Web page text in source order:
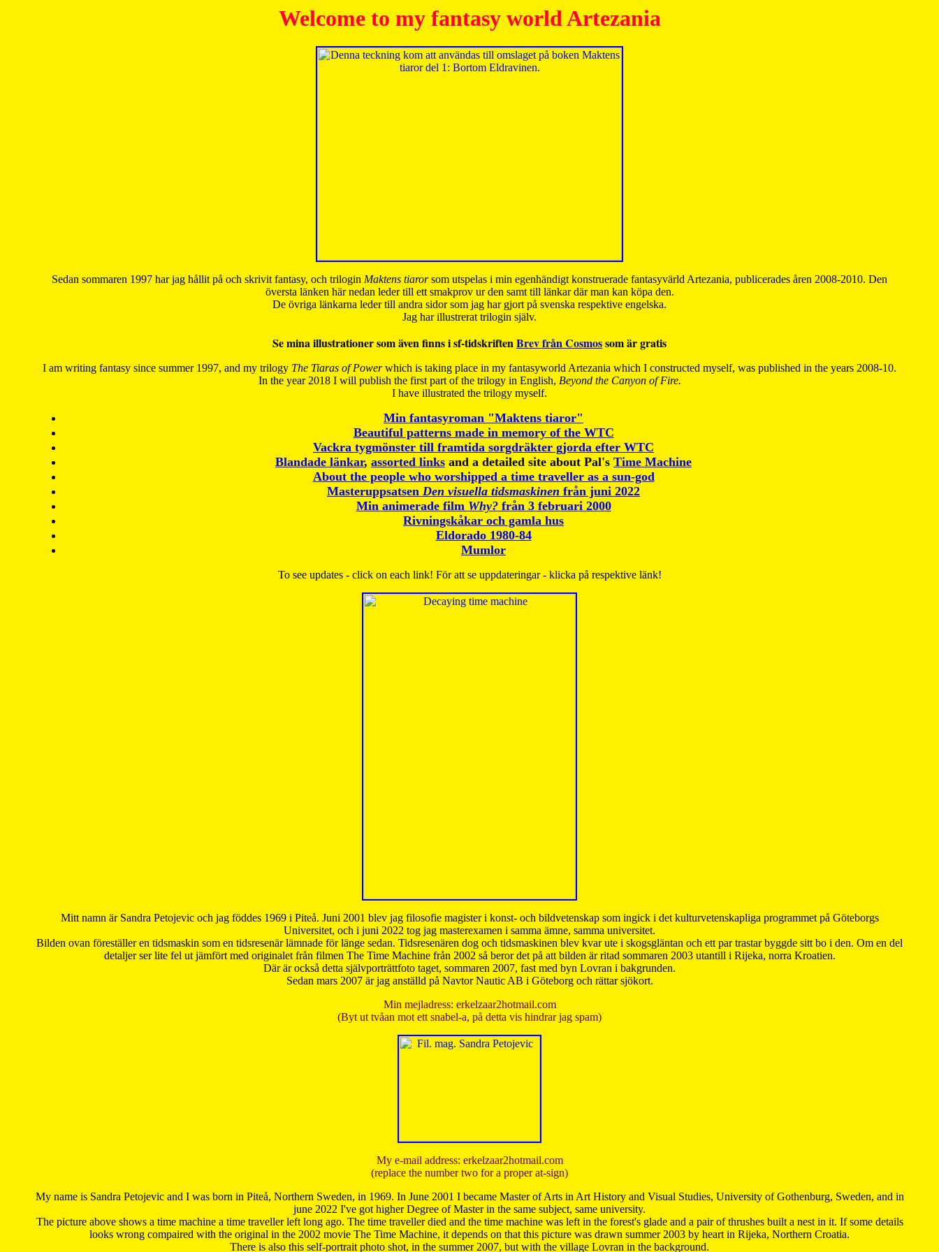
Welcome to my fantasy world Artezania
Sedan sommaren 1997 har jag hållit på och skrivit fantasy, och trilogin Maktens tiarorsom utspelas i min egenhändigt konstruerade fantasyvärld Artezania, publicerades åren 2008-2010. Den
översta länken här nedan leder till ett smakprov ur den samt till länkar där man kan köpa den.
De övriga länkarna leder till andra sidor som jag har gjort på svenska respektive engelska.
Jag har illustrerat trilogin själv.
Se mina illustrationer som även finns i sf-tidskriftenBrev från Cosmossom är gratis
I am writing fantasy since summer 1997, and my trilogy The Tiaras of Powerwhich is taking place in my fantasyworld Artezania which I constructed myself, was published in the years 2008-10.
In the year 2018 I will publish the first part of the trilogy in English, Beyond the Canyon of Fire.
I have illustrated the trilogy myself.
Min fantasyroman "Maktens tiaror"
Beautiful patterns made in memory of the WTC
Vackra tygmönster till framtida sorgdräkter gjorda efter WTC
Blandade länkar, assorted links and a detailed site about Pal's Time Machine
About the people who worshipped a time traveller as a sun-god
Masteruppsatsen Den visuella tidsmaskinen från juni 2022
Min animerade film Why?från 3 februari 2000
Rivningskåkar och gamla hus
Eldorado 1980-84
Mumlor
To see updates - click on each link! För att se uppdateringar - klicka på respektive länk!
Mitt namn är Sandra Petojevic och jag föddes 1969 i Piteå. Juni 2001 blev jag filosofie magister i konst- och bildvetenskap som ingick i det kulturvetenskapliga programmet på Göteborgs
Universitet, och i juni 2022 tog jag masterexamen i samma ämne, samma universitet.
Bilden ovan föreställer en tidsmaskin som en tidsresenär lämnade för länge sedan. Tidsresenären dog och tidsmaskinen blev kvar ute i skogsgläntan och ett par trastar byggde sitt bo i den. Om en del
detaljer ser lite fel ut jämfört med originalet från filmen The Time Machine från 2002 så beror det på att bilden är ritad sommaren 2003 utantill i Rijeka, norra Kroatien.
Där är också detta självporträttfoto taget, sommaren 2007, fast med byn Lovran i bakgrunden.
Sedan mars 2007 är jag anställd på Navtor Nautic AB i Göteborg och rättar sjökort.
Min mejladress: erkelzaar2hotmail.com
(Byt ut tvåan mot ett snabel-a, på detta vis hindrar jag spam)
My e-mail address: erkelzaar2hotmail.com
(replace the number two for a proper at-sign)
My name is Sandra Petojevic and I was born in Piteå, Northern Sweden, in 1969. In June 2001 I became Master of Arts in Art History and Visual Studies, University of Gothenburg, Sweden, and in
june 2022 I've got higher Degree of Master in the same subject, same university.
The picture above shows a time machine a time traveller left long ago. The time traveller died and the time machine was left in the forest's glade and a pair of thrushes built a nest in it. If some details
looks wrong compaired with the original in the 2002 movie The Time Machine, it depends on that this picture was drawn summer 2003 by heart in Rijeka, Northern Croatia.
There is also this self-portrait photo shot, in the summer 2007, but with the village Lovran in the background.